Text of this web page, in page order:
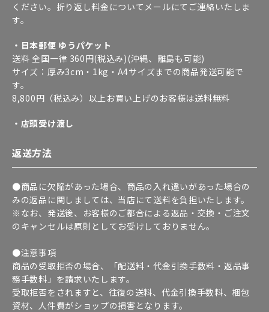
ください。折り返し料金についてメールにてご連絡いたしま
す。
・日本郵便 ゆうパケット
送料 全国一律 360円(税込み)(沖縄、離島も可能)
サイズ：厚み3cm・1kg・A4サイズまでの商品発送可能で
す。
8,800円（税込み）以上お買い上げのお客様は送料無料
・店頭受け渡し
返送方法
●商品に欠陥があった場合、商品の入れ違いがあった場合の
みの返品に関しましては、当店にて送料を負担いたします。
※なお、発送後、お客様のご都合による返品・交換・ご注文
のキャンセルは原則としてお受けしておりません。
●注意事項
商品の受取拒否の場合、「配送料・代金引換手数料・返品事
務手数料」を請求いたします。
受取拒否をされますと、往復の送料、代金引換手数料、梱包
資材、人件費がショップの損害となります。